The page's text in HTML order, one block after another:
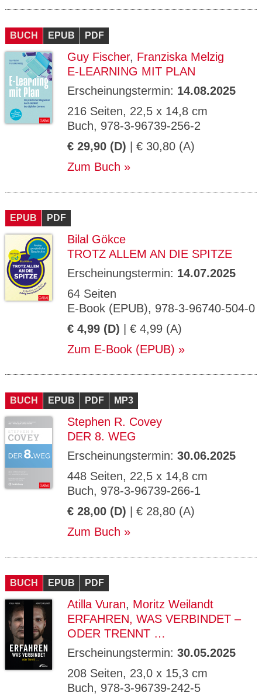
BUCH EPUB PDF
Guy Fischer, Franziska Melzig
E-LEARNING MIT PLAN
Erscheinungstermin: 14.08.2025
216 Seiten, 22,5 x 14,8 cm
Buch, 978-3-96739-256-2
€ 29,90 (D) | € 30,80 (A)
Zum Buch
EPUB PDF
Bilal Gökce
TROTZ ALLEM AN DIE SPITZE
Erscheinungstermin: 14.07.2025
64 Seiten
E-Book (EPUB), 978-3-96740-504-0
€ 4,99 (D) | € 4,99 (A)
Zum E-Book (EPUB)
BUCH EPUB PDF MP3
Stephen R. Covey
DER 8. WEG
Erscheinungstermin: 30.06.2025
448 Seiten, 22,5 x 14,8 cm
Buch, 978-3-96739-266-1
€ 28,00 (D) | € 28,80 (A)
Zum Buch
BUCH EPUB PDF
Atilla Vuran, Moritz Weilandt
ERFAHREN, WAS VERBINDET –
ODER TRENNT …
Erscheinungstermin: 30.05.2025
208 Seiten, 23,0 x 15,3 cm
Buch, 978-3-96739-242-5